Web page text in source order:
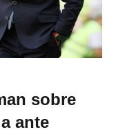
sobre
ante